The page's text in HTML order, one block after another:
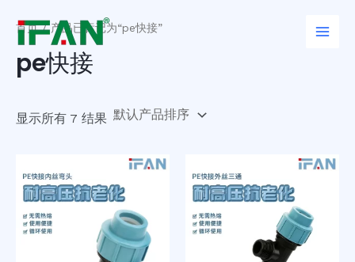
首页/ 产品已标记为“pe快接”
pe快接
显示所有 7 结果